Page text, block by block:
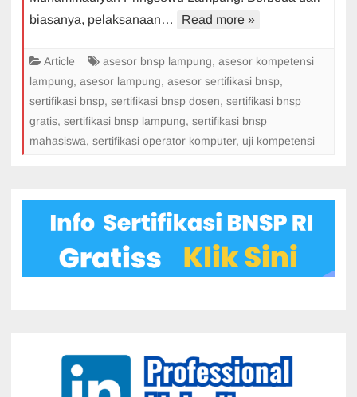
biasanya, pelaksanaan…
Read more »
Article asesor bnsp lampung, asesor kompetensi
lampung, asesor lampung, asesor sertifikasi bnsp,
sertifikasi bnsp, sertifikasi bnsp dosen, sertifikasi bnsp
gratis, sertifikasi bnsp lampung, sertifikasi bnsp
mahasiswa, sertifikasi operator komputer, uji kompetensi